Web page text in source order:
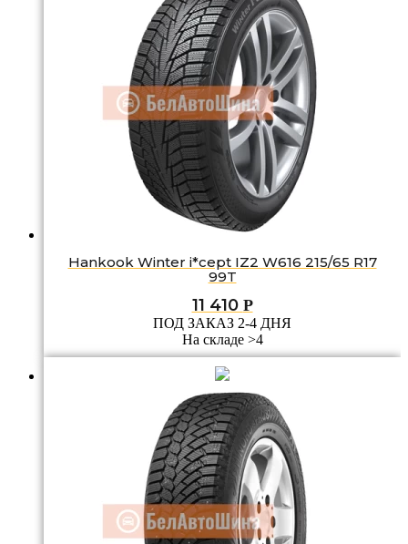
Hankook Winter i*cept IZ2 W616 215/65 R17
99T
11 410 Р
ПОД ЗАКАЗ 2-4 ДНЯ
На складе >4